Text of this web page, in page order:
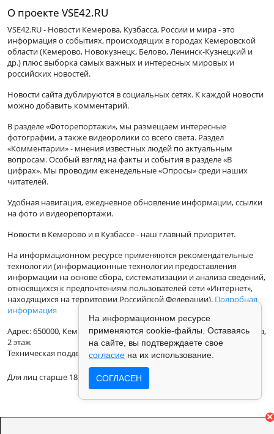
О проекте VSE42.RU
VSE42.RU - Новости Кемерова, Кузбасса, России и мира - это
информация о событиях, происходящих в городах Кемеровской
области (Кемерово, Новокузнецк, Белово, Ленинск-Кузнецкий и
др.) плюс выборка самых важных и интересных мировых и
российских новостей.
Новости сайта дублируются в социальных сетях. К каждой новости
можно добавить комментарий.
В разделе «Фоторепортажи», мы размещаем интересные
фотографии, а также видеоролики со всего света. Раздел
«Комментарии» - мнения известных людей по актуальным
вопросам. Особый взгляд на факты и события в разделе «В
цифрах». Мы проводим еженедельные «Опросы» среди наших
читателей.
Удобная навигация, ежедневное обновление информации, ссылки
на фото и видеорепортажи.
Новости в Кемерово и в Кузбассе - наш главный приоритет.
На информационном ресурсе применяются рекомендательные
технологии (информационные технологии предоставления
информации на основе сбора, систематизации и анализа сведений,
относящихся к предпочтениям пользователей сети «Интернет»,
находящихся на территории Российской Федерации).Подробная
информация
Адрес: 650000, Кемеровская Область, г.Кемерово, ул.Кузбасская 33а,
2 этаж
Техническая поддержка: support@vse42.ru
Для лиц старше 18 лет.
На информационном ресурсе
применяются cookie-файлы. Оставаясь
на сайте, вы подтверждаете свое
согласие на их использование.
СОГЛАСЕН